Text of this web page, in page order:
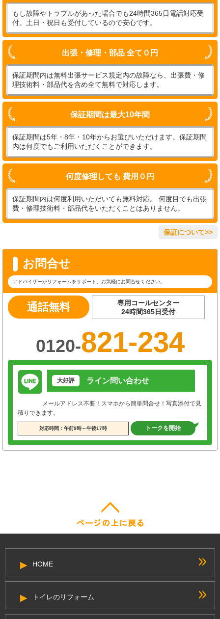
もし故障やトラブルがあった場合でも24時間365日電話対応受
付。土日・祝日も受付しているので安心です。
出張・修理・部品 全て０円
保証期間内は無料出張サービス規定内の故障なら、出張費・修
理技術料・部品代を含め全て無料で対応します。
保証期間は最大10年間
保証期間は5年・8年・10年からお選びいただけます。保証期間
内は何度でもご利用いただくことができます。
何度修理しても 費用０円
保証期間内は何度利用いただいても無料対応。 何度目でも出張
費・修理技術料・部品代をいただくことはありません。
保証について>>
お問合せ
アドバイザーがリフォームをサポート。お気軽にお問合せください。
通話無料
専用コールセンター
24時間365日受付
0120-821-234
大好評 ライン問い合わせ
メールアドレス不要！スマホから簡単問合せ！写真添付で見
積りできます。
対応時間：午前9時～午後17時 トークを開始
HOME
トイレのリフォーム